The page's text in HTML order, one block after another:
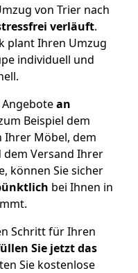
von Trier nach
verläuft.
plant Ihren Umzug
individuell und
an
Beispiel dem
Ihrer Möbel, dem
Versand Ihrer
können Sie sicher
bei Ihnen in
Schritt für Ihren
Sie jetzt das
Sie kostenlose